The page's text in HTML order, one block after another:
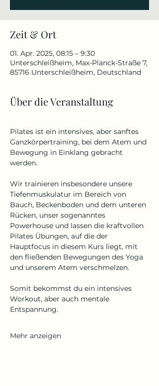
Zeit & Ort
01. Apr. 2025, 08:15 – 9:30
Unterschleißheim, Max-Planck-Straße 7,
85716 Unterschleißheim, Deutschland
Über die Veranstaltung
Pilates ist ein intensives, aber sanftes
Ganzkörpertraining, bei dem Atem und
Bewegung in Einklang gebracht
werden.
Wir trainieren insbesondere unsere
Tiefenmuskulatur im Bereich von
Bauch, Beckenboden und dem unteren
Rücken, unser sogenanntes
Powerhouse und lassen die kraftvollen
Pilates Übungen, auf die der
Hauptfocus in diesem Kurs liegt, mit
den fließenden Bewegungen des Yoga
und unserem Atem verschmelzen.
Somit bekommst du ein intensives
Workout, aber auch mentale
Entspannung.
Mehr anzeigen